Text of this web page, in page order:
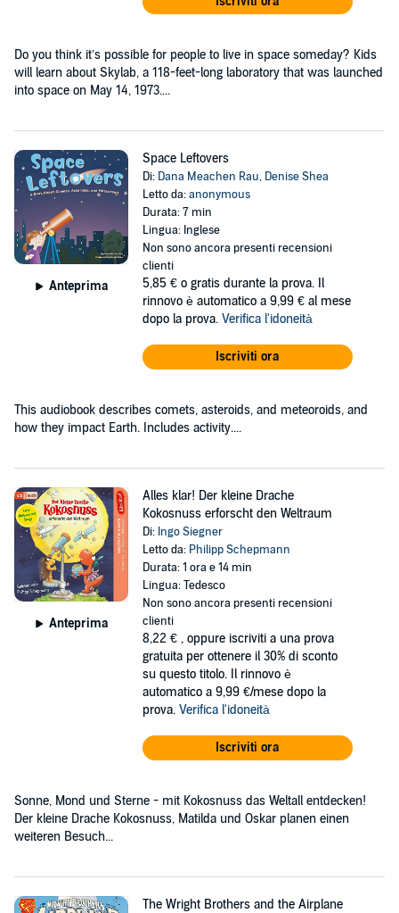
Do you think it’s possible for people to live in space someday? Kids
will learn about Skylab, a 118-feet-long laboratory that was launched
into space on May 14, 1973....
Anteprima
Space Leftovers
Di: Dana Meachen Rau, Denise Shea
Letto da:anonymous
Durata: 7 min
Lingua: Inglese
Non sono ancora presenti recensioni
clienti
5,85 € o gratis durante la prova. Il
rinnovo è automatico a 9,99 € al mese
dopo la prova. Verifica l'idoneità
Iscriviti ora
This audiobook describes comets, asteroids, and meteoroids, and
how they impact Earth. Includes activity....
Anteprima
Alles klar! Der kleine Drache
Kokosnuss erforscht den Weltraum
Di: Ingo Siegner
Letto da: Philipp Schepmann
Durata: 1 ora e 14 min
Lingua: Tedesco
Non sono ancora presenti recensioni
clienti
8,22 € , oppure iscriviti a una prova
gratuita per ottenere il 30% di sconto
su questo titolo. Il rinnovo è
automatico a 9,99 €/mese dopo la
prova. Verifica l'idoneità
Iscriviti ora
Sonne, Mond und Sterne - mit Kokosnuss das Weltall entdecken!
Der kleine Drache Kokosnuss, Matilda und Oskar planen einen
weiteren Besuch...
The Wright Brothers and the Airplane